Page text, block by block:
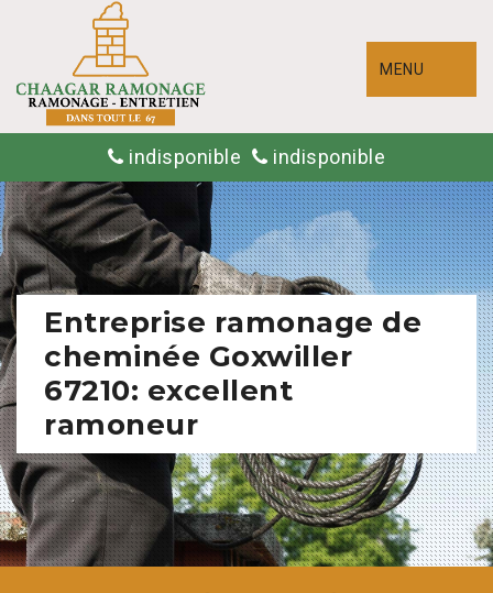
MENU
indisponible indisponible
Entreprise ramonage de
cheminée Goxwiller
67210: excellent
ramoneur